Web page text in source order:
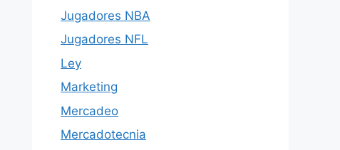
Jugadores NBA
Jugadores NFL
Ley
Marketing
Mercadeo
Mercadotecnia